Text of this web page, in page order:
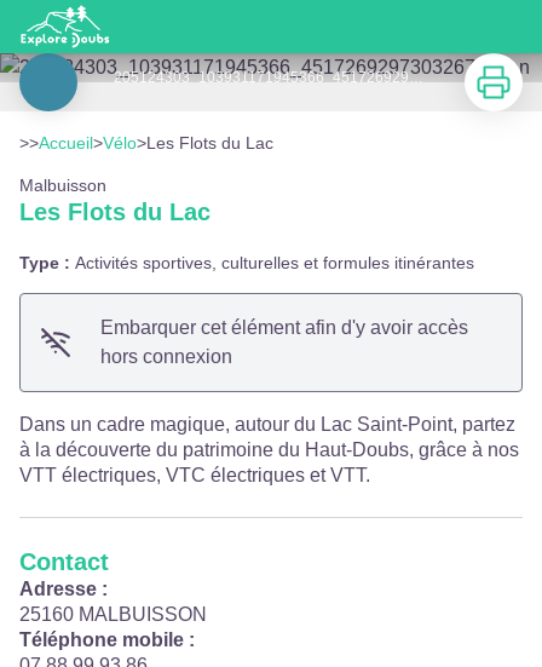
Les Flots du Lac
205124303_103931171945366_4517269297303267250_n - Les Flots du Lac
Voir l'image en plein écran
Imprimer
>>Accueil>Vélo>Les Flots du Lac
Malbuisson
Les Flots du Lac
Type : Activités sportives, culturelles et formules itinérantes
Embarquer cet élément afin d'y avoir accès
hors connexion
Dans un cadre magique, autour du Lac Saint-Point, partez
à la découverte du patrimoine du Haut-Doubs, grâce à nos
VTT électriques, VTC électriques et VTT.
Contact
Adresse :
25160 MALBUISSON
Téléphone mobile :